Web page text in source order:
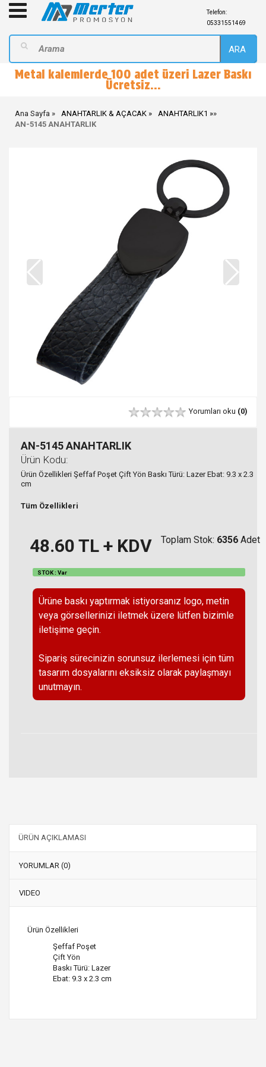
Telefon:
05331551469
ARA
Metal kalemlerde 100 adet üzeri Lazer Baskı
Ücretsiz...
Ana Sayfa ANAHTARLIK & AÇACAK »
ANAHTARLIK1
AN-5145 ANAHTARLIK
Yorumları oku (0)
AN-5145 ANAHTARLIK
Ürün Kodu:
Ürün Özellikleri Şeffaf Poşet Çift Yön Baskı Türü: Lazer Ebat: 9.3 x 2.3
cm
Tüm Özellikleri
48.60 TL + KDV Toplam Stok: 6356 Adet
STOK : Var
Ürüne baskı yaptırmak istiyorsanız logo, metin
veya görsellerinizi iletmek üzere lütfen bizimle
iletişime geçin.
Sipariş sürecinizin sorunsuz ilerlemesi için tüm
tasarım dosyalarını eksiksiz olarak paylaşmayı
unutmayın.
ÜRÜN AÇIKLAMASI
YORUMLAR (0)
VIDEO
Ürün Özellikleri
Şeffaf Poşet
Çift Yön
Baskı Türü: Lazer
Ebat: 9.3 x 2.3 cm